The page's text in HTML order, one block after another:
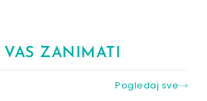
ZANIMATI
Pogledaj sve